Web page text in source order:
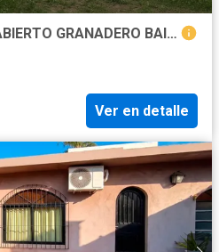
VENTA LOTES BARRIO ABIERTO GRANADERO BAIGORRIA LAS CHIRQUITAS
Ver en detalle